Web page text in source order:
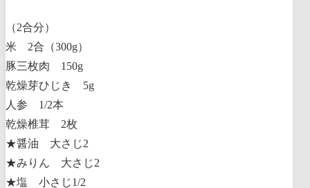
（2合分）
米 2合（300g）
豚三枚肉 150g
乾燥芽ひじき 5g
人参 1/2本
乾燥椎茸 2枚
★醤油 大さじ2
★みりん 大さじ2
★塩 小さじ1/2